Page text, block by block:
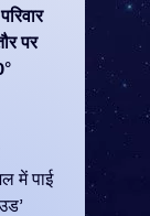
पर
में पाई